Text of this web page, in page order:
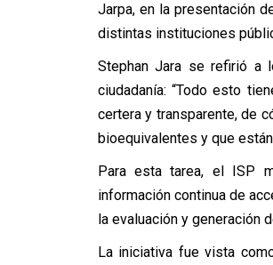
Jarpa, en la presentación
distintas instituciones
Stephan Jara se refirió a
ciudadanía: “Todo esto
certera y transparente, de
bioequivalentes y que
Para esta tarea, el ISP
información continua de
la evaluación y generación
La iniciativa fue vista